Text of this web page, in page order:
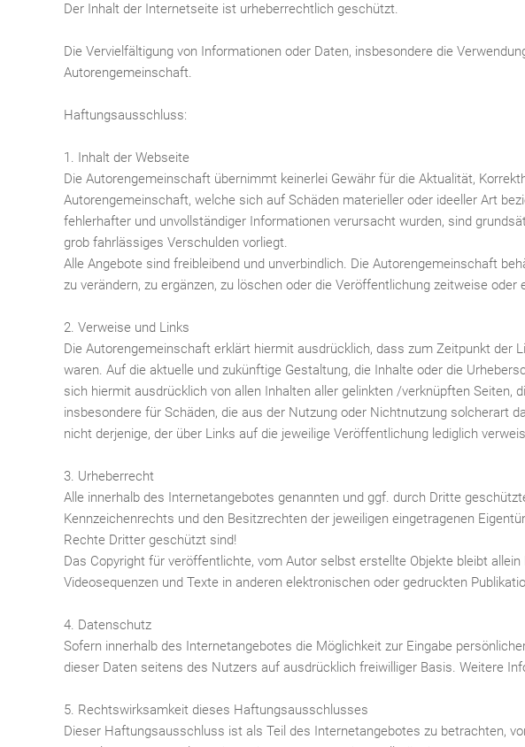
Der Inhalt der Internetseite ist urheberrechtlich geschützt.
Die Vervielfältigung von Informationen oder Daten, insbesondere die
Autorengemeinschaft.
Haftungsausschluss:
1. Inhalt der Webseite
Die Autorengemeinschaft übernimmt keinerlei Gewähr für die Aktualität,
Autorengemeinschaft, welche sich auf Schäden materieller oder ideeller Art
fehlerhafter und unvollständiger Informationen verursacht wurden, sind
grob fahrlässiges Verschulden vorliegt.
Alle Angebote sind freibleibend und unverbindlich. Die Autorengemeinschaft
zu verändern, zu ergänzen, zu löschen oder die Veröffentlichung zeitweise oder
2. Verweise und Links
Die Autorengemeinschaft erklärt hiermit ausdrücklich, dass zum Zeitpunkt der
waren. Auf die aktuelle und zukünftige Gestaltung, die Inhalte oder die
sich hiermit ausdrücklich von allen Inhalten aller gelinkten /verknüpften Seiten,
insbesondere für Schäden, die aus der Nutzung oder Nichtnutzung solcherart
nicht derjenige, der über Links auf die jeweilige Veröffentlichung lediglich
3. Urheberrecht
Alle innerhalb des Internetangebotes genannten und ggf. durch Dritte
Kennzeichenrechts und den Besitzrechten der jeweiligen eingetragenen
Rechte Dritter geschützt sind!
Das Copyright für veröffentlichte, vom Autor selbst erstellte Objekte bleibt
Videosequenzen und Texte in anderen elektronischen oder gedruckten
4. Datenschutz
Sofern innerhalb des Internetangebotes die Möglichkeit zur Eingabe
dieser Daten seitens des Nutzers auf ausdrücklich freiwilliger Basis. Weitere
5. Rechtswirksamkeit dieses Haftungsausschlusses
Dieser Haftungsausschluss ist als Teil des Internetangebotes zu betrachten,